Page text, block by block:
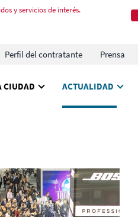
y servicios de interés.
Perfil del contratante Prensa
CIUDAD ACTUALIDAD